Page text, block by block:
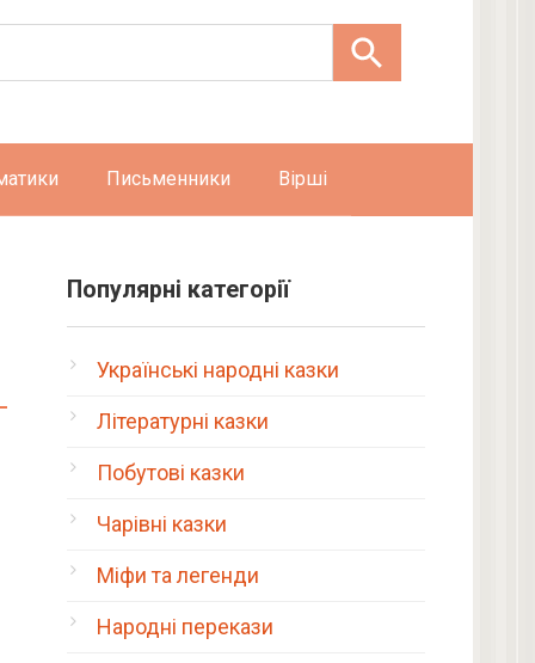
Письменники Вірші
Популярні категорії
Українські народні казки
Літературні казки
Побутові казки
Чарівні казки
Міфи та легенди
Народні перекази